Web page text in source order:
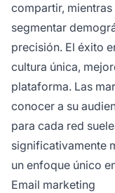
compartir,
segmentar
precisión. El éxito
cultura única,
plataforma. Las
conocer a su
para cada red
significativamente
un enfoque único
Email marketing